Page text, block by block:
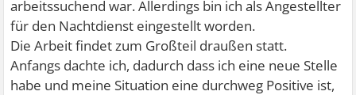
arbeitssuchend war. Allerdings bin ich als Angestellter
für den Nachtdienst eingestellt worden.
Die Arbeit findet zum Großteil draußen statt.
Anfangs dachte ich, dadurch dass ich eine neue Stelle
habe und meine Situation eine durchweg Positive ist,